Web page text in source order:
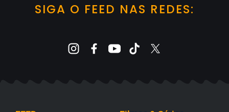
SIGA O FEED NAS REDES: